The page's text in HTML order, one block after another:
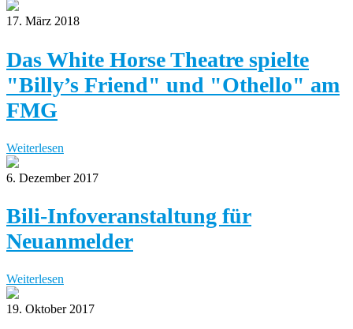
17. März 2018
Das White Horse Theatre spielte
"Billy’s Friend" und "Othello" am
FMG
Weiterlesen
6. Dezember 2017
Bili-Infoveranstaltung für
Neuanmelder
Weiterlesen
19. Oktober 2017